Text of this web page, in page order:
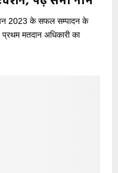
2023 के सफल सम्पादन के
प्रथम मतदान अधिकारी का